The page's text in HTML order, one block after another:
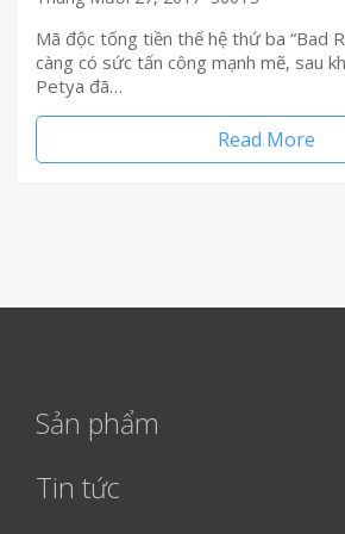
Mã độc tống tiền thế hệ thứ ba “Bad
càng có sức tấn công mạnh mẽ, sau
Petya đã…
Read More
Sản phẩm
Tin tức